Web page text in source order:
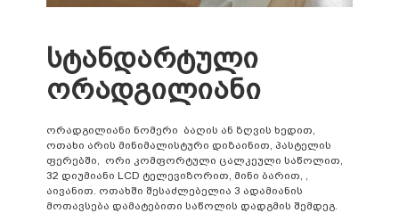
სტანდარტული
ორადგილიანი
ორადგილიანი ნომერი ბაღის ან ზღვის ხედით,
ოთახი არის მინიმალისტური დიზაინით, პასტელის
ფერებში, ორი კომფორტული ცალკეული საწოლით,
32 დიუმიანი LCD ტელევიზორით, მინი ბარით, ,
აივანით. ოთახში შესაძლებელია 3 ადამიანის
მოთავსება დამატებითი საწოლის დადგმის შემდეგ.